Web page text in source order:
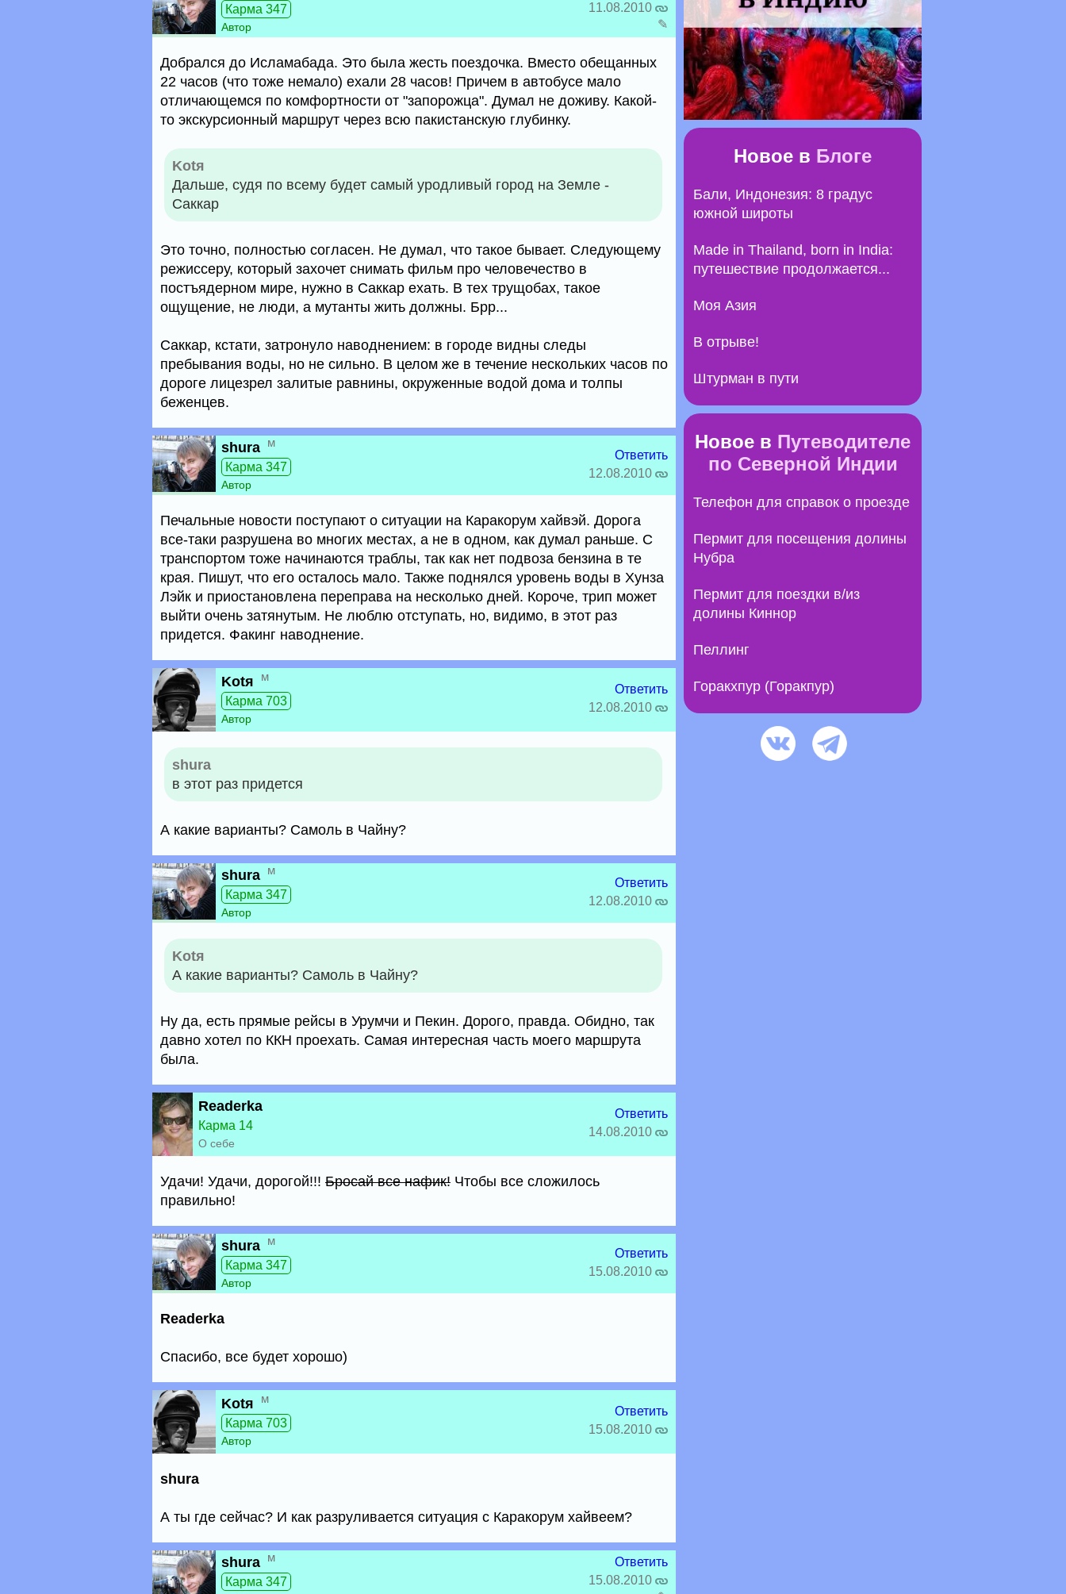
Карма 347
Автор
11.08.2010
✎
Добрался до Исламабада. Это была жесть поездочка. Вместо обещанных
22 часов (что тоже немало) ехали 28 часов! Причем в автобусе мало
отличающемся по комфортности от "запорожца". Думал не доживу. Какой-
то экскурсионный маршрут через всю пакистанскую глубинку.
Kotя
Дальше, судя по всему будет самый уродливый город на Земле -
Саккар
Это точно, полностью согласен. Не думал, что такое бывает. Следующему
режиссеру, который захочет снимать фильм про человечество в
постъядерном мире, нужно в Саккар ехать. В тех трущобах, такое
ощущение, не люди, а мутанты жить должны. Брр...
Саккар, кстати, затронуло наводнением: в городе видны следы
пребывания воды, но не сильно. В целом же в течение нескольких часов по
дороге лицезрел залитые равнины, окруженные водой дома и толпы
беженцев.
shura м
Карма 347
Автор
Ответить
12.08.2010
Печальные новости поступают о ситуации на Каракорум хайвэй. Дорога
все-таки разрушена во многих местах, а не в одном, как думал раньше. С
транспортом тоже начинаются траблы, так как нет подвоза бензина в те
края. Пишут, что его осталось мало. Также поднялся уровень воды в Хунза
Лэйк и приостановлена переправа на несколько дней. Короче, трип может
выйти очень затянутым. Не люблю отступать, но, видимо, в этот раз
придется. Факинг наводнение.
Kotя
м
Карма 703
Автор
Ответить
12.08.2010
shura
в этот раз придется
А какие варианты? Самоль в Чайну?
shura м
Карма 347
Автор
Ответить
12.08.2010
Kotя
А какие варианты? Самоль в Чайну?
Ну да, есть прямые рейсы в Урумчи и Пекин. Дорого, правда. Обидно, так
давно хотел по ККН проехать. Самая интересная часть моего маршрута
была.
Readerka
Карма 14
О себе
Ответить
14.08.2010
Удачи! Удачи, дорогой!!! Бросай все нафик! Чтобы все сложилось
правильно!
shura м
Карма 347
Автор
Ответить
15.08.2010
Readerka
Спасибо, все будет хорошо)
Kotя
м
Карма 703
Автор
Ответить
15.08.2010
shura
А ты где сейчас? И как разруливается ситуация с Каракорум хайвеем?
shura м
Карма 347
Ответить
15.08.2010
Новое в Блоге
Бали, Индонезия: 8 градус
южной широты
Made in Thailand, born in India:
путешествие продолжается...
Моя Азия
В отрыве!
Штурман в пути
Новое в Путеводителе
по Северной Индии
Телефон для справок о проезде
Пермит для посещения долины
Нубра
Пермит для поездки в/из
долины Киннор
Пеллинг
Горакхпур (Горакпур)